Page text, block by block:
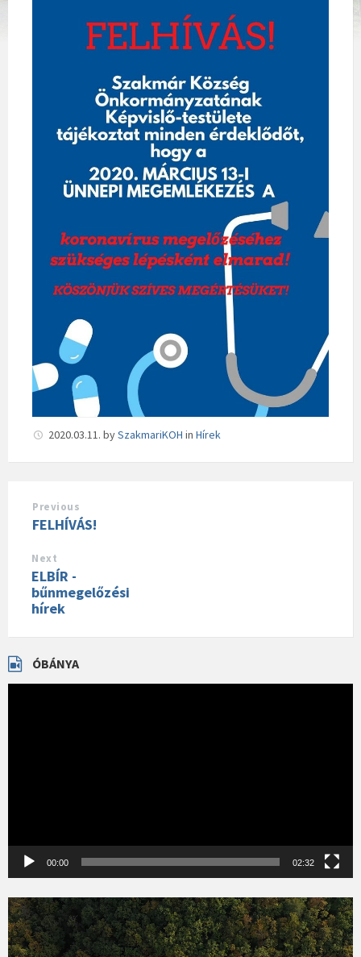
2020.03.11. bySzakmariKOH in Hírek
Previous
FELHÍVÁS!
Next
ELBÍR -
bűnmegelőzési
hírek
ÓBÁNYA
00:00 02:32
Videólejátszó